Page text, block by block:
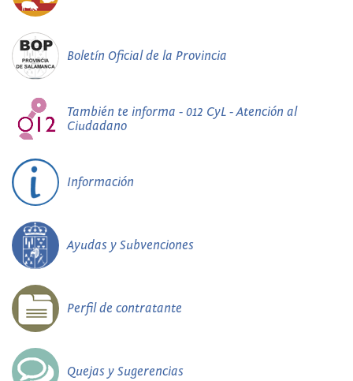
Boletín Oficial de la Provincia
También te informa - 012 CyL - Atención al
Ciudadano
Información
Ayudas y Subvenciones
Perfil de contratante
Quejas y Sugerencias